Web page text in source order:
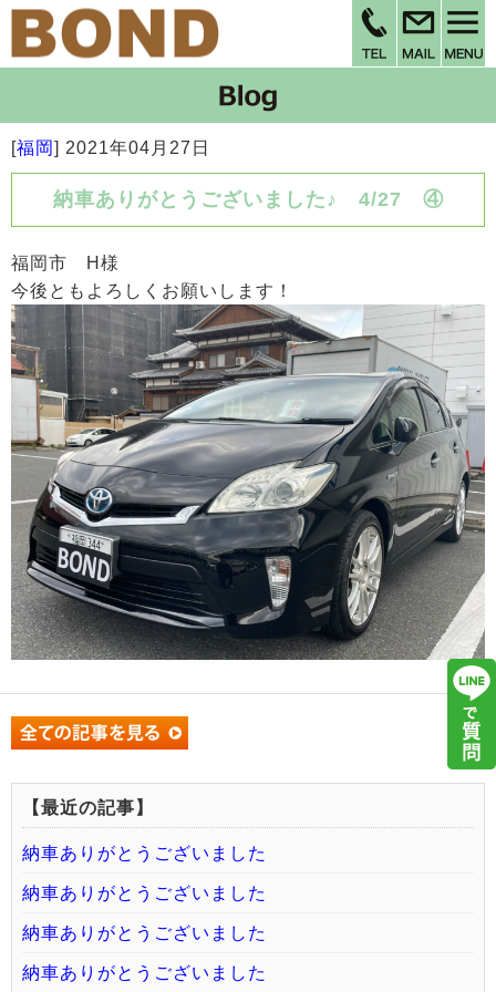
[福岡] 2021年04月27日
納車ありがとうございました♪ 4/27 ④
福岡市 H様
今後ともよろしくお願いします！
【最近の記事】
納車ありがとうございました
納車ありがとうございました
納車ありがとうございました
納車ありがとうございました